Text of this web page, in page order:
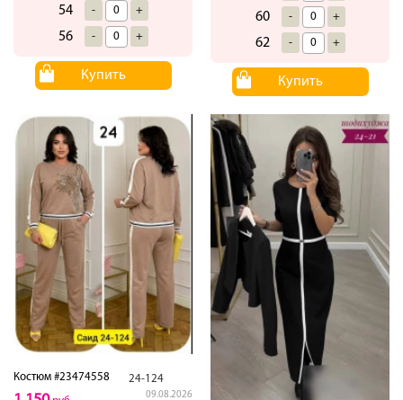
54 - +
56 - +
Купить
60 - +
62 - +
Купить
Костюм #23474558 24-124
09.08.2026